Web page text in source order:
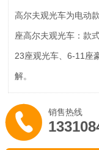
高尔夫观光车为电动
座高尔夫观光车：款
23座观光车、6-11座
解。
销售热线